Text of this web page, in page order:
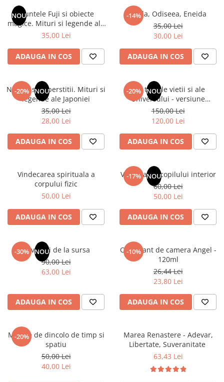
Audiobook
ReConnect
Crestinism
ScienceConnection
SelfConnect
SelfHealing
Vindecare Spirituala
Senzatii/Thriller
SF & Fantasy
Teatru
Teens Book Club
Instrumente si Truse Geometrie
Seturi scolare
Calculator
Consumabile & Accesorii
COLOREAZA CU PRIETENII
De colorat
Pot desena minunat
Carti educative
Copii 0-7 ani
Clubul Premiantilor
Super pitici 2-5 ani
Dezvoltare personala
Enciclopedii
Kids Book Club
Literatura Scolara
Lecturi Scolare
Lumea Copilariei
Ma pregatesc pentru scoala
Manuale - Carte Scolara
Clasa a II-a
Clasa a IV-a
Clasa a V-a
Clasa a VI-a
Puzzle-uri
Puzzle
Puzzle 3D Lemn
NOUMuntele Fuji si obiecte
magice. Mituri si legende ale
Japoniei
35,00 Lei
ADAUGA IN COS
-14%
Iliada, Odiseea, Eneida
35,00 Lei
30,00 Lei
ADAUGA IN COS
-20% NOU
Natura si superstitii. Mituri si
legende ale Japoniei
35,00 Lei
28,00 Lei
ADAUGA IN COS
-20% NOU
Din tainele vietii si ale
Universului - versiune
originala din 1939. Volumele I-
III. Cutie de colectie -Scarlat
Demetrescu
150,00 Lei
120,00 Lei
ADAUGA IN COS
Vindecarea spirituala a
corpului fizic
50,00 Lei
ADAUGA IN COS
-17% NOU
Vindecarea copilului interior
60,00 Lei
50,00 Lei
ADAUGA IN COS
-30% NOU
Revelatii de la sursa
90,00 Lei
63,00 Lei
ADAUGA IN COS
-10%
Odorizant de camera Angel -
120ml
26,44 Lei
23,80 Lei
ADAUGA IN COS
-20%
Mesaje de dincolo de timp si
spatiu
50,00 Lei
40,00 Lei
Marea Renastere - Adevar,
Libertate, Suveranitate
63,43 Lei